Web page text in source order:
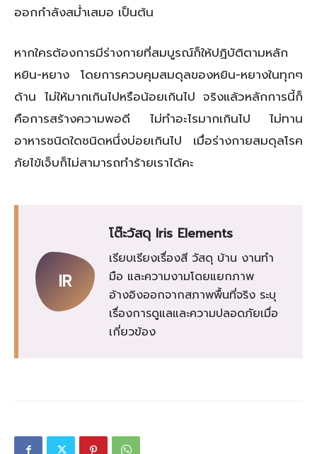
ออกกำลังสม่ำเสมอ เป็นต้น
หากใครต้องการมีร่างกายที่สมบูรณ์ก็ให้ปฏิบัติตามหลัก
หยิน-หยาง โดยการควบคุมสมดุลของหยิน-หยางในทุกๆ
ด้าน ไม่ให้มากเกินไปหรือน้อยเกินไป จริงแล้วหลักการนี้ก็
คือการสร้างความพอดี ไม่ทำอะไรมากเกินไป ไม่ทาน
อาหารชนิดใดชนิดหนึ่งบ่อยเกินไป เมื่อร่างกายสมดุลโรค
ภัยไข้เจ็บก็ไม่สามารถทำร้ายเราได้คะ
IR
โต๊ะวัสดุ Iris Elements
เรียบเรียงเรื่องสี วัสดุ บ้าน งานทำ
มือ และความงามโดยแยกภาพ
อ้างอิงออกจากสภาพพื้นที่จริง ระบุ
เรื่องการดูแลและความปลอดภัยเมื่อ
เกี่ยวข้อง